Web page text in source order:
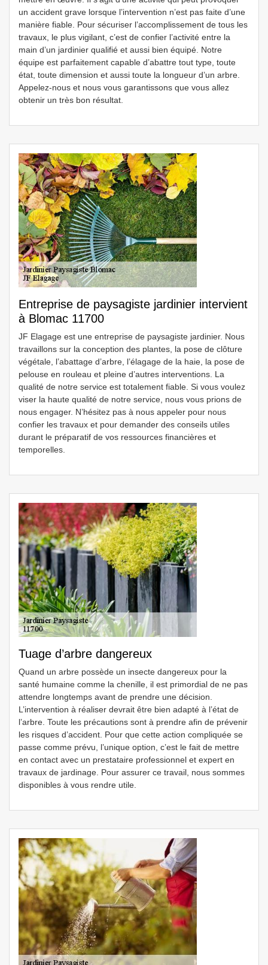
un accident grave lorsque l’intervention n’est pas faite d’une
manière fiable. Pour sécuriser l’accomplissement de tous les
travaux, le plus vigilant, c’est de confier l’activité entre la
main d’un jardinier qualifié et aussi bien équipé. Notre
équipe est parfaitement capable d’abattre tout type, toute
état, toute dimension et aussi toute la longueur d’un arbre.
Appelez-nous et nous vous garantissons que vous allez
obtenir un très bon résultat.
Entreprise de paysagiste jardinier intervient
à Blomac 11700
JF Elagage est une entreprise de paysagiste jardinier. Nous
travaillons sur la conception des plantes, la pose de clôture
végétale, l’abattage d’arbre, l’élagage de la haie, la pose de
pelouse en rouleau et pleine d’autres interventions. La
qualité de notre service est totalement fiable. Si vous voulez
viser la haute qualité de notre service, nous vous prions de
nous engager. N’hésitez pas à nous appeler pour nous
confier les travaux et pour demander des conseils utiles
durant le préparatif de vos ressources financières et
temporelles.
Tuage d’arbre dangereux
Quand un arbre possède un insecte dangereux pour la
santé humaine comme la chenille, il est primordial de ne pas
attendre longtemps avant de prendre une décision.
L’intervention à réaliser devrait être bien adapté à l’état de
l’arbre. Toute les précautions sont à prendre afin de prévenir
les risques d’accident. Pour que cette action compliquée se
passe comme prévu, l’unique option, c’est le fait de mettre
en contact avec un prestataire professionnel et expert en
travaux de jardinage. Pour assurer ce travail, nous sommes
disponibles à vous rendre utile.